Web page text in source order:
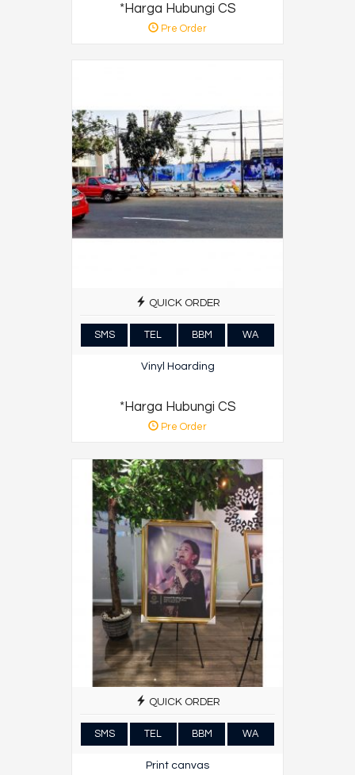
*Harga Hubungi CS
Pre Order
QUICK ORDER
SMS TEL BBM WA
Vinyl Hoarding
*Harga Hubungi CS
Pre Order
QUICK ORDER
SMS TEL BBM WA
Print canvas